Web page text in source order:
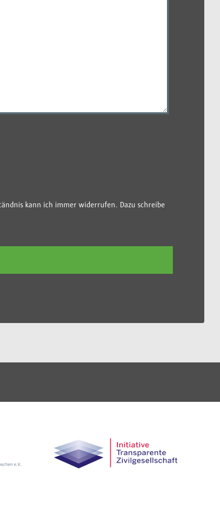
kann ich immer widerrufen. Dazu schreibe